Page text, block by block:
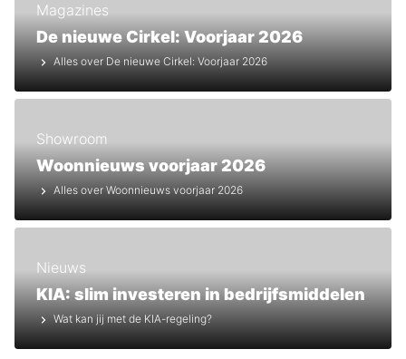
De nieuwe Cirkel: Voorjaar 2026
Magazines
Alles over De nieuwe Cirkel: Voorjaar 2026
Woonnieuws voorjaar 2026
Showroom
Alles over Woonnieuws voorjaar 2026
KIA: slim investeren in bedrijfsmiddelen
Nieuws
Wat kan jij met de KIA-regeling?